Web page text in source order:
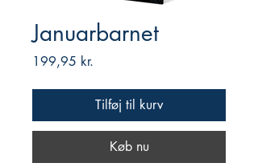
Januarbarnet
199,95 kr.
Tilføj til kurv
Køb nu